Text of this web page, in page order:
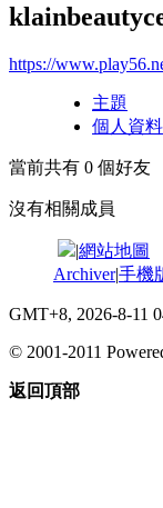
https://
主題
個人資料
當前共有 0 個好友
沒有相關成員
|網站地圖
Archiver|手機
GMT+8, 2026-8-11
© 2001-2011
返回頂部